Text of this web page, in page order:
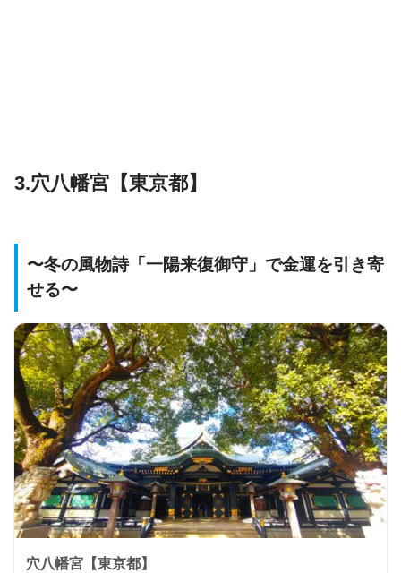
3.穴八幡宮【東京都】
〜冬の風物詩「一陽来復御守」で金運を引き寄
せる〜
穴八幡宮【東京都】